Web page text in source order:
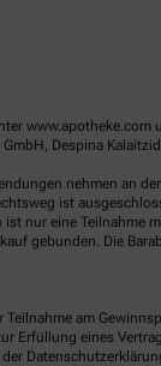
Despina
nehmen an
ist
nur eine Teilnahme
gebunden. Die
am
eines